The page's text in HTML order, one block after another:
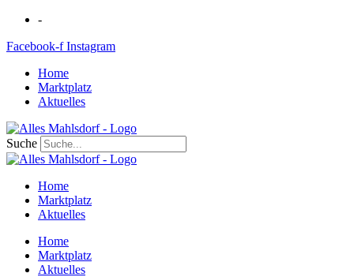
Zum
springen
-
Facebook-f Instagram
Home
Marktplatz
Aktuelles
Suche
Home
Marktplatz
Aktuelles
Home
Marktplatz
Aktuelles